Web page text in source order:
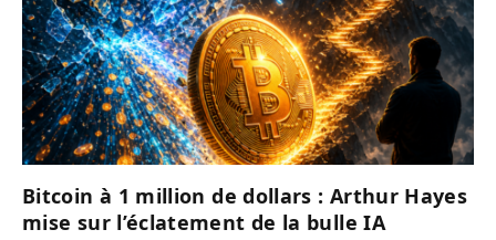
Bitcoin à 1 million de dollars : Arthur Hayes
mise sur l’éclatement de la bulle IA